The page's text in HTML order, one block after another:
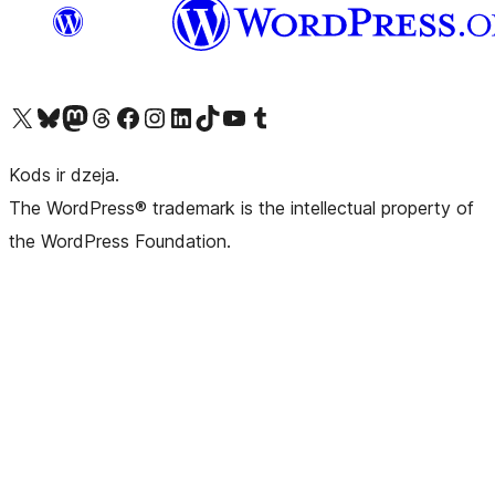
Apmeklējiet mūsu X (agrāk Twitter) kontu
Apmeklējiet mūsu Bluesky kontu
Apmeklējiet mūsu Mastodon kontu
Apmeklējiet mūsu Threads kontu
Apmeklējiet mūsu Facebook lapuApmeklējiet mūsu Instagram kontu
Apmeklējiet mūsu LinkedIn kontu
Apmeklējiet mūsu TikTok kontu
Apmeklējiet mūsu YouTube kanālu
Apmeklējiet mūsu Tumblr kontu
Kods ir dzeja.
The WordPress® trademark is the intellectual property of
the WordPress Foundation.